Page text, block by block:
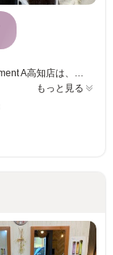
髪質改善・トリートメント・ヘッドスパ専門店treatment A高知店は、落ち着いた雰囲気の店内で、自然の温もりを感じながらリラックスしていただけます。髪の悩みに合わせた多彩なトリートメントを取り揃え、髪のツヤと手触りを向上させる施術を提供します。私たちは、年齢を問わず様々な方に利用されており、クレジットカード対応の便利さも兼ね備えています。ここで、より健康的で美しい髪を手に入れて、日常のストレスを解消し、自分自身をより魅力的に引き出すお手伝いをいたします。treatment A高知店で心身共にリフレッシュしませんか。
もっと見る